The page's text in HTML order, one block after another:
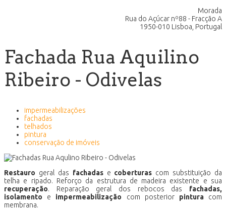
Morada
Rua do Açúcar nº88 - Fracção A
1950-010 Lisboa, Portugal
Fachada Rua Aquilino
Ribeiro - Odivelas
impermeabilizações
fachadas
telhados
pintura
conservação de imóveis
Restauro geral das fachadase coberturas com substituição da
telha e ripado. Reforço da estrutura de madeira existente e sua
recuperação. Reparação geral dos rebocos das fachadas,
isolamento e impermeabilização com posterior pinturacom
membrana.